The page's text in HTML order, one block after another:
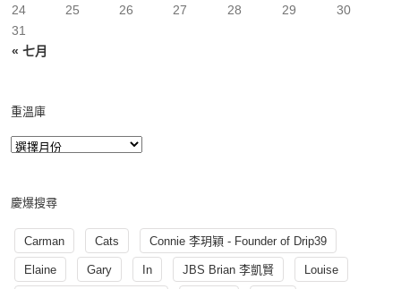
« 七月
24
25 26 27 28 29
30
31
重溫庫
慶爆搜尋
Carman Cats Connie 李玥穎 - Founder of Drip39
Elaine Gary In JBS Brian 李凱賢 Louise